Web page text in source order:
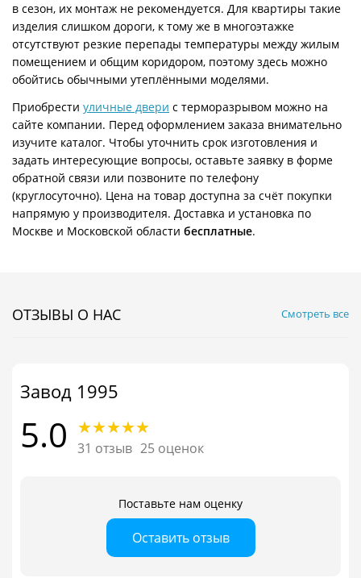
в сезон, их монтаж не рекомендуется. Для квартиры такие
изделия слишком дороги, к тому же в многоэтажке
отсутствуют резкие перепады температуры между жилым
помещением и общим коридором, поэтому здесь можно
обойтись обычными утеплёнными моделями.
Приобрести уличные двери с терморазрывом можно на
сайте компании. Перед оформлением заказа внимательно
изучите каталог. Чтобы уточнить срок изготовления и
задать интересующие вопросы, оставьте заявку в форме
обратной связи или позвоните по телефону
(круглосуточно). Цена на товар доступна за счёт покупки
напрямую у производителя. Доставка и установка по
Москве и Московской области бесплатные.
ОТЗЫВЫ О НАС Смотреть все
Завод 1995
5.0 31 отзыв 25 оценок
Поставьте нам оценку
Оставить отзыв